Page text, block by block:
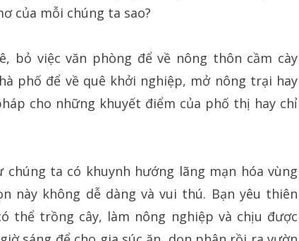
của mỗi chúng ta sao?
bỏ việc văn phòng để về nông thôn cầm cày
phố để về quê khởi nghiệp, mở nông trại hay
cho những khuyết điểm của phố thị hay chỉ
ta có khuynh hướng lãng mạn hóa vùng
này không dễ dàng và vui thú. Bạn yêu thiên
thể trồng cây, làm nông nghiệp và chịu được